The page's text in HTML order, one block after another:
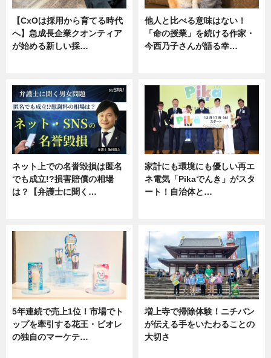
【CxOは採用から育てる時代
へ】急成長企業クオンティア
が始める新しい採…
他人と比べる意味はない！
「命の授業」を続ける作家・
今西乃子さんが語る幸…
ネット上での名誉毀損は匿名
でも成立!?損害賠償の相場
は？【弁護士に聞く…
家計にも環境にも優しい再エ
ネ電気「Pikaでんき」がスタ
ート！自治体と…
5年連続で売上1位！市場でト
ップを牽引する花王・ビオレ
の独自のマーケテ…
増上寺で掃除体験！ニチバン
が伝える手をいたわることの
大切さ